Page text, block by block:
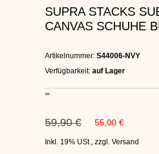
VANS SCHUHE
C1RCA
SUPRA STACKS
CANVAS SCHUHE
Artikelnummer: S44006-NVY
Verfügbarkeit: auf Lager
59,90 € 55,00 €
Inkl. 19% USt., zzgl. Versand